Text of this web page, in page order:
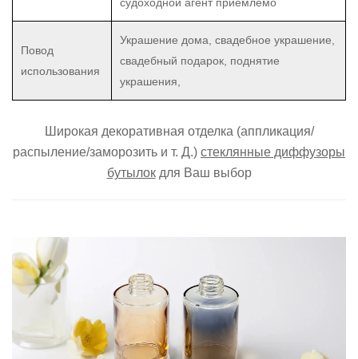
Повод
использования
Украшение дома, свадебное украшение,
свадебный подарок, поднятие
украшения,
Широкая декоративная отделка (аппликация/
распыление/заморозить и т. Д.) стеклянные диффузоры
бутылок для Ваш выбор